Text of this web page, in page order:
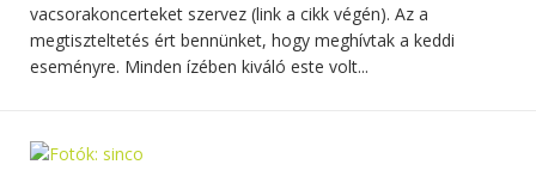
vacsorakoncerteket szervez (link a cikk végén). Az a
megtiszteltetés ért bennünket, hogy meghívtak a keddi
eseményre. Minden ízében kiváló este volt...